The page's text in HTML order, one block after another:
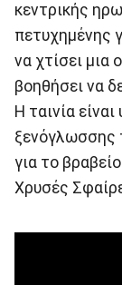
κεντρικής
πετυχημένης
να χτίσει μια
βοηθήσει να
Η ταινία
ξενόγλωσσης
για το
Χρυσές